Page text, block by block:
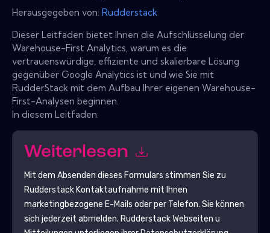
Herausgegeben von: Rudderstack
Dieser Leitfaden bietet Ihnen die Aufschlüsselung der
Warehouse-First Analytics, warum es die
vertrauenswürdige, effiziente und skalierbare Lösung
gegenüber Google Analytics ist und wie Sie mit
RudderStack mit dem Aufbau Ihrer eigenen Warehouse-
First-Analysen beginnen.
In diesem Leitfaden:
Weiterlesen
Mit dem Absenden dieses Formulars stimmen Sie zu
RudderstackKontaktaufnahme mit Ihnen
marketingbezogene E-Mails oder per Telefon. Sie können
sich jederzeit abmelden. RudderstackWebseiten u